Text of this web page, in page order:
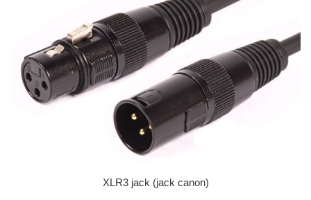
XLR3 jack (jack canon)